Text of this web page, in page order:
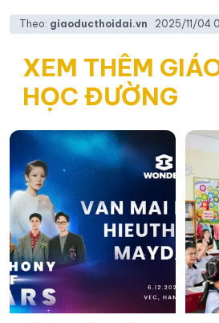
Theo: giaoducthoidai.vn 2025/11/04
XEM THÊM
HỌC ĐƯỜNG